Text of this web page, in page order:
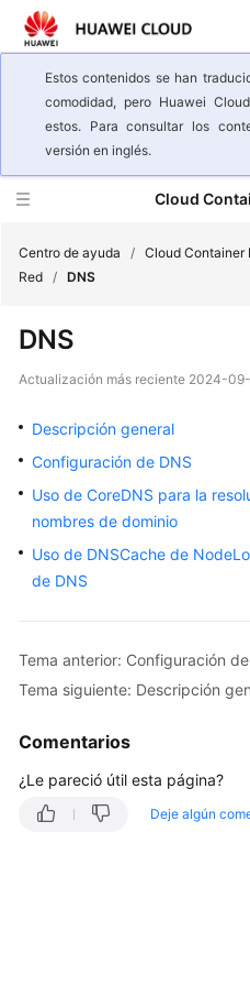
Estos contenidos se han
comodidad, pero Huawei
estos. Para consultar los
versión en inglés.
Cloud
general
del
iniciales
Guía
del
soluciones
de
riesgo
Clústeres
Centro de ayuda / Cloud Container
Red / DNS
DNS
Actualización más reciente 2024-
Descripción general
Configuración de DNS
Uso de CoreDNS para la
nombres de dominio
Uso de DNSCache de
de DNS
Tema siguiente: Descripción
Comentarios
¿Le pareció útil esta página?
Deje algún